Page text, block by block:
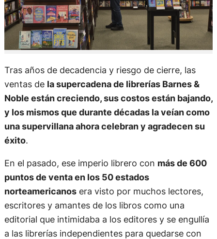
Tras años de decadencia y riesgo de cierre, las
ventas de la supercadena de librerías Barnes &
Noble están creciendo, sus costos están bajando,
y los mismos que durante décadas la veían como
una supervillana ahora celebran y agradecen su
éxito.
En el pasado, ese imperio librero con más de 600
puntos de venta en los 50 estados
norteamericanosera visto por muchos lectores,
escritores y amantes de los libros como una
editorial que intimidaba a los editores y se engullía
a las librerías independientes para quedarse con